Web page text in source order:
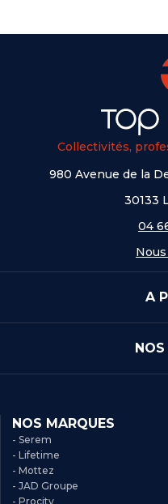
Collectivités,
980 Avenue de la
30133
04
A
NOS
NOS MARQUES
- Serem
- Lifetime
- Mottez
- JAD Groupe
- Procity